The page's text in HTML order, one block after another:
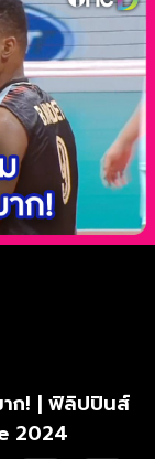
ก! | ฟิลิปปินส์
2024